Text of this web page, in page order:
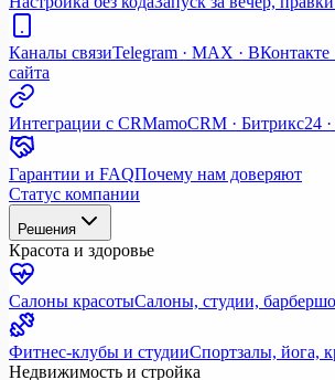
Каналы связиTelegram · MAX ·
сайта
Интеграции с CRMamoCRM · Битрикс24
Гарантии и FAQПочему нам доверяют
Статус компании
Решения
Красота и здоровье
Салоны красотыСалоны, студии,
Фитнес-клубы и студииСпортзалы, йога,
Недвижимость и стройка